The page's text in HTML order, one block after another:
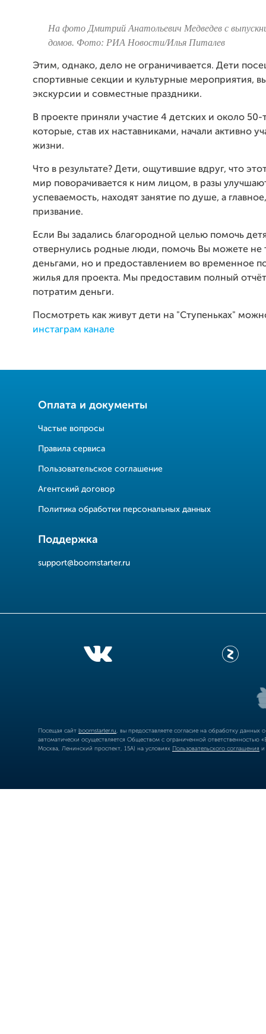
На фото Дмитрий Анатольевич Медведев с
домов. Фото: РИА Новости/Илья Питалев
Этим, однако, дело не ограничивается. Дети
спортивные секции и культурные мероприятия,
экскурсии и совместные праздники.
В проекте приняли участие 4 детских и около 50-
которые, став их наставниками, начали активно
жизни.
Что в результате? Дети, ощутившие вдруг, что
мир поворачивается к ним лицом, в разы
успеваемость, находят занятие по душе, а
призвание.
Если Вы задались благородной целью помочь
отвернулись родные люди, помочь Вы можете не
деньгами, но и предоставлением во временное
жилья для проекта. Мы предоставим полный
потратим деньги.
Посмотреть как живут дети на "Ступеньках"
инстаграм канале
Оплата и документы
Частые вопросы
Правила сервиса
Пользовательское соглашение
Агентский договор
Политика обработки персональных данных
Поддержка
support@boomstarter.ru
Посещая сайт boomstarter.ru , вы предоставляете согласие на обработку
автоматически осуществляется Обществом с ограниченной
Москва, Ленинский проспект, 15А) на условиях Пользовательского соглашения и